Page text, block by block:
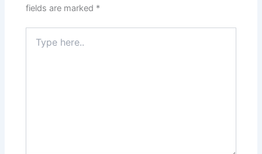
fields are marked *
here..